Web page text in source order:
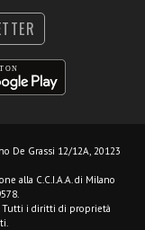
De Grassi 12/12A, 20123
alla C.C.I.A.A. di Milano
Tutti i diritti di proprietà